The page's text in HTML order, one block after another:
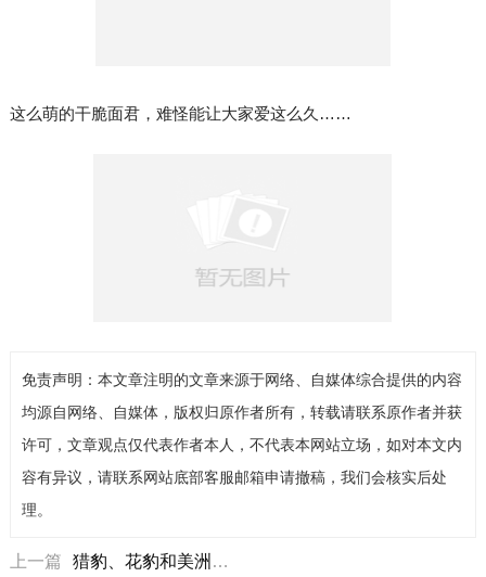
这么萌的干脆面君，难怪能让大家爱这么久……
免责声明：本文章注明的文章来源于网络、自媒体综合提供的内容
均源自网络、自媒体，版权归原作者所有，转载请联系原作者并获
许可，文章观点仅代表作者本人，不代表本网站立场，如对本文内
容有异议，请联系网站底部客服邮箱申请撤稿，我们会核实后处
理。
上一篇
猎豹、花豹和美洲豹究竟有什么区别？